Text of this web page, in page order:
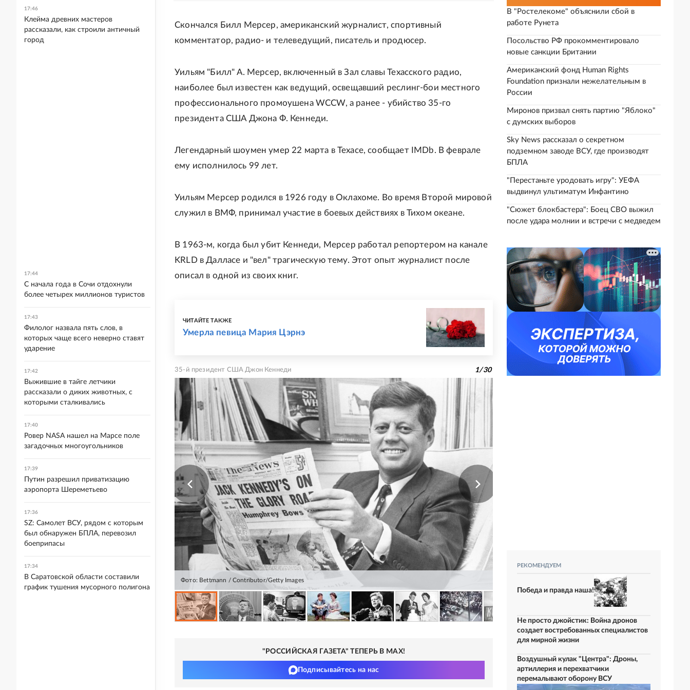
Скончался Билл Мерсер, американский журналист, спортивный
комментатор, радио- и телеведущий, писатель и продюсер.
Уильям "Билл" А. Мерсер, включенный в Зал славы Техасского радио,
наиболее был известен как ведущий, освещавший реслинг-бои местного
профессионального промоушена WCCW, а ранее - убийство 35-го
президента США Джона Ф. Кеннеди.
Легендарный шоумен умер 22 марта в Техасе, сообщает IMDb. В феврале
ему исполнилось 99 лет.
Уильям Мерсер родился в 1926 году в Оклахоме. Во время Второй мировой
служил в ВМФ, принимал участие в боевых действиях в Тихом океане.
В 1963-м, когда был убит Кеннеди, Мерсер работал репортером на канале
KRLD в Далласе и "вел" трагическую тему. Этот опыт журналист после
описал в одной из своих книг.
ЧИТАЙТЕ ТАКЖЕ
Умерла певица Мария Цэрнэ
35-й президент США Джон Кеннеди 1/30
Фото: Bettmann / Contributor/Getty Images
"РОССИЙСКАЯ ГАЗЕТА" ТЕПЕРЬ В MAX!
Подписывайтесь на нас
В "Ростелекоме" объяснили сбой в
работе Рунета
Посольство РФ прокомментировало
новые санкции Британии
Американский фонд Human Rights
Foundation признали нежелательным в
России
Миронов призвал снять партию "Яблоко"
с думских выборов
Sky News рассказал о секретном
подземном заводе ВСУ, где производят
БПЛА
"Перестаньте уродовать игру": УЕФА
выдвинул ультиматум Инфантино
"Сюжет блокбастера": Боец СВО выжил
после удара молнии и встречи с медведем
РЕКОМЕНДУЕМ
Победа и правда наша!
Не просто джойстик: Война дронов
создает востребованных специалистов
для мирной жизни
Воздушный кулак "Центра": Дроны,
артиллерия и перехватчики
перемалывают оборону ВСУ
17:46
Клейма древних мастеров
рассказали, как строили античный
город
17:44
С начала года в Сочи отдохнули
более четырех миллионов туристов
17:43
Филолог назвала пять слов, в
которых чаще всего неверно ставят
ударение
17:42
Выжившие в тайге летчики
рассказали о диких животных, с
которыми сталкивались
17:40
Ровер NASA нашел на Марсе поле
загадочных многоугольников
17:39
Путин разрешил приватизацию
аэропорта Шереметьево
17:36
SZ: Самолет ВСУ, рядом с которым
был обнаружен БПЛА, перевозил
боеприпасы
17:34
В Саратовской области составили
график тушения мусорного полигона